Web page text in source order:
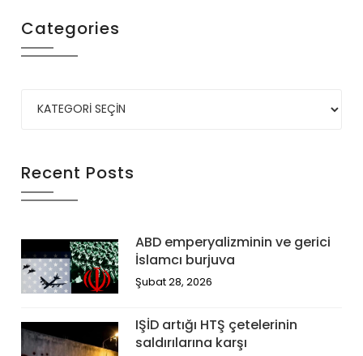
Categories
Recent Posts
ABD emperyalizminin ve gerici
İslamcı burjuva
Şubat 28, 2026
IŞİD artığı HTŞ çetelerinin
saldırılarına karşı